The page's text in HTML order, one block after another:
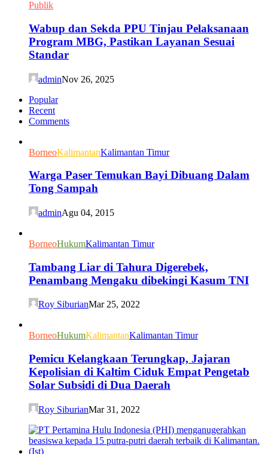
Publik
Wabup dan Sekda PPU Tinjau Pelaksanaan
Program MBG, Pastikan Layanan Sesuai
Standar
adminNov 26, 2025
Popular
Recent
Comments
BorneoKalimantanKalimantan Timur
Warga Paser Temukan Bayi Dibuang Dalam
Tong Sampah
adminAgu 04, 2015
BorneoHukumKalimantan Timur
Tambang Liar di Tahura Digerebek,
Penambang Mengaku dibekingi Kasum TNI
Roy SiburianMar 25, 2022
BorneoHukumKalimantanKalimantan Timur
Pemicu Kelangkaan Terungkap, Jajaran
Kepolisian di Kaltim Ciduk Empat Pengetab
Solar Subsidi di Dua Daerah
Roy SiburianMar 31, 2022